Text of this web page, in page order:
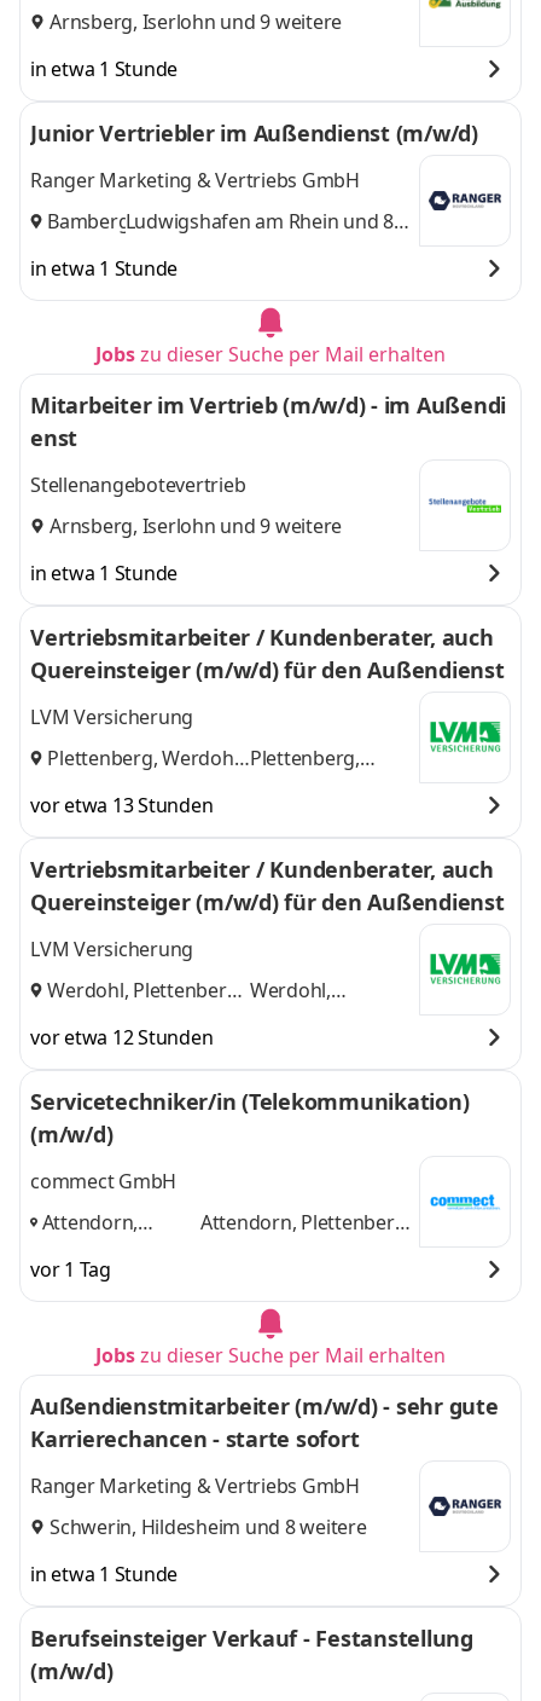
Arnsberg, Iserlohn und 9 weitere
in etwa 1 Stunde
Junior Vertriebler im Außendienst (m/w/d)
Ranger Marketing & Vertriebs GmbH
Bamberg,
Ludwigshafen am Rhein und 8
in etwa 1 Stunde
Jobszu dieser Suche per Mail erhalten
Mitarbeiter im Vertrieb (m/w/d) - im Außendi
enst
Stellenangebotevertrieb
Arnsberg, Iserlohn und 9 weitere
in etwa 1 Stunde
Vertriebsmitarbeiter / Kundenberater, auch
Quereinsteiger (m/w/d) für den Außendienst
LVM Versicherung
Plettenberg, Werdohl Plettenberg,
vor etwa 13 Stunden
Vertriebsmitarbeiter / Kundenberater, auch
Quereinsteiger (m/w/d) für den Außendienst
LVM Versicherung
Werdohl, Plettenberg Werdohl,
vor etwa 12 Stunden
Servicetechniker/in (Telekommunikation)
(m/w/d)
commect GmbH
Attendorn,
Siegen, Olpe
Attendorn, Plettenberg,
vor 1 Tag
Jobszu dieser Suche per Mail erhalten
Außendienstmitarbeiter (m/w/d) - sehr gute
Karrierechancen - starte sofort
Ranger Marketing & Vertriebs GmbH
Schwerin, Hildesheim und 8 weitere
in etwa 1 Stunde
Berufseinsteiger Verkauf - Festanstellung
(m/w/d)